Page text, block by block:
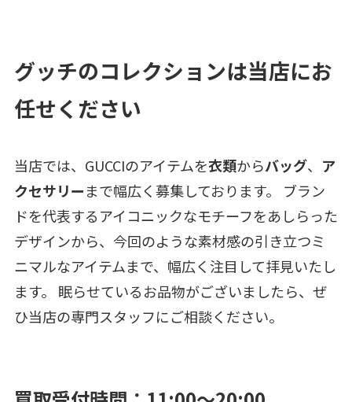
グッチのコレクションは当店にお
任せください
当店では、GUCCIのアイテムを衣類からバッグ、 ア
クセサリーまで幅広く募集しております。 ブラン
ドを代表するアイコニックなモチーフをあしらった
デザインから、今回のような素材感の引き立つミ
ニマルなアイテムまで、幅広く注目して拝見いたし
ます。 眠らせているお品物がございましたら、ぜ
ひ当店の専門スタッフにご相談ください。